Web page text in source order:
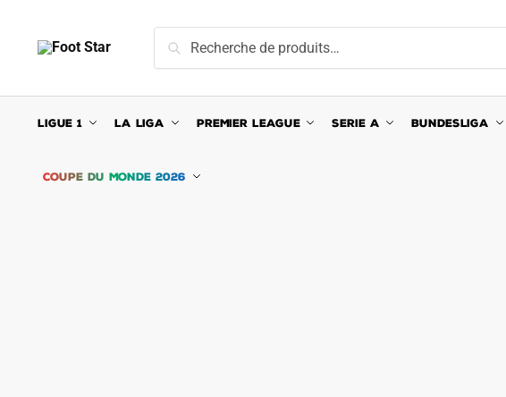
navigation
content
pour :
Recherche
LIGUE 1 LA LIGA PREMIER LEAGUE SERIE A BUNDESLIGA
COUPE DU MONDE 2026